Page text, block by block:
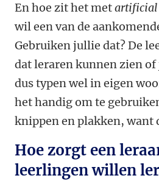
En hoe zit het metartificial
wil een van de
Gebruiken jullie dat? De
dat leraren kunnen zien
dus typen wel in eigen
het handig om te
knippen en plakken, want
Hoe zorgt een
leerlingen willen